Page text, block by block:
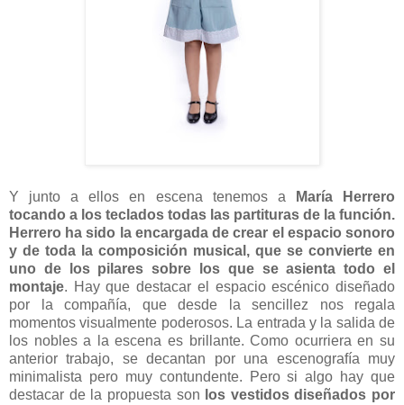
Y junto a ellos en escena tenemos a María Herrero
tocando a los teclados todas las partituras de la función.
Herrero ha sido la encargada de crear el espacio sonoro
y de toda la composición musical, que se convierte en
uno de los pilares sobre los que se asienta todo el
montaje. Hay que destacar el espacio escénico diseñado
por la compañía, que desde la sencillez nos regala
momentos visualmente poderosos. La entrada y la salida de
los nobles a la escena es brillante. Como ocurriera en su
anterior trabajo, se decantan por una escenografía muy
minimalista pero muy contundente. Pero si algo hay que
destacar de la propuesta son los vestidos diseñados por